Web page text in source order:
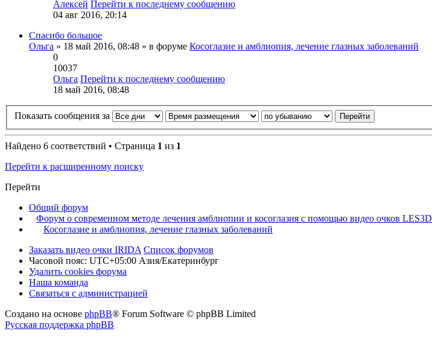
Алексей Перейти к последнему сообщению
04 авг 2016, 20:14
Спасибо большое
Ольга » 18 май 2016, 08:48 » в форуме Косоглазие и амблиопия, лечение глазных заболеваний
0
10037
Ольга Перейти к последнему сообщению
18 май 2016, 08:48
Показать сообщения за
Найдено 6 соответствий • Страница 1 из 1
Перейти к расширенному поиску
Перейти
Общий форум
Форум о современном методе лечения амблиопии и косоглазия с помощью видео очков LES3D
Косоглазие и амблиопия, лечение глазных заболеваний
Заказать видео очки IRIDA Список форумов
Часовой пояс: UTC+05:00 Азия/Екатеринбург
Удалить cookies форума
Наша команда
Связаться с администрацией
Создано на основе phpBB® Forum Software © phpBB Limited
Русская поддержка phpBB